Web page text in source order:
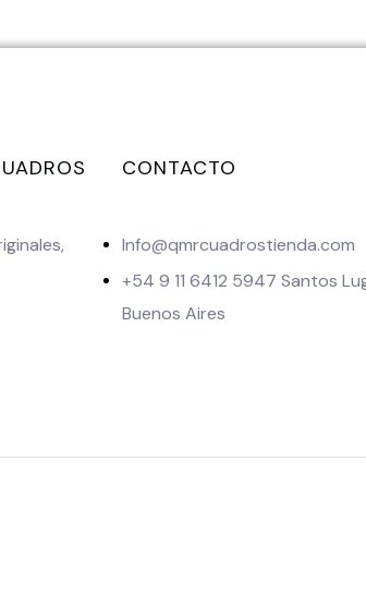
CONTACTO
Info@qmrcuadrostienda.com
+54 9 11 6412 5947 Santos
Buenos Aires